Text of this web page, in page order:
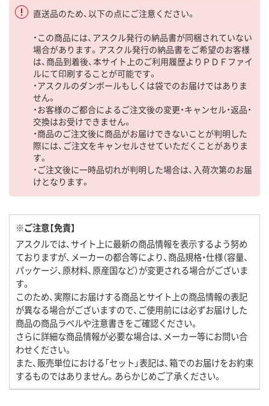
直送品のため、以下の点にご注意ください。
・この商品には、アスクル発行の納品書が同梱されていない
場合があります。アスクル発行の納品書をご希望のお客様
は、商品到着後、本サイト上のご利用履歴よりＰＤＦファイ
ルにて印刷することが可能です。
・アスクルのダンボールもしくは袋でのお届けではありま
せん。
・お客様のご都合によるご注文後の変更・キャンセル・返品・
交換はお受けできません。
・商品のご注文後に商品がお届けできないことが判明した
際には、ご注文をキャンセルさせていただくことがありま
す。
・ご注文後に一時品切れが判明した場合は、入荷次第のお届
けとなります。
※ご注意【免責】
アスクルでは、サイト上に最新の商品情報を表示するよう努め
ておりますが、メーカーの都合等により、商品規格・仕様（容量、
パッケージ、原材料、原産国など）が変更される場合がございま
す。
このため、実際にお届けする商品とサイト上の商品情報の表記
が異なる場合がございますので、ご使用前には必ずお届けした
商品の商品ラベルや注意書きをご確認ください。
さらに詳細な商品情報が必要な場合は、メーカー等にお問い合
わせください。
また、販売単位における「セット」表記は、箱でのお届けをお約束
するものではありません。あらかじめご了承ください。